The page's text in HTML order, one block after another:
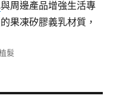
與周邊產品增強生活專
果凍矽膠義乳材質，
髮